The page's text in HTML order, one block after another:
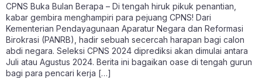
CPNS Buka Bulan Berapa – Di tengah hiruk pikuk penantian,
kabar gembira menghampiri para pejuang CPNS! Dari
Kementerian Pendayagunaan Aparatur Negara dan Reformasi
Birokrasi (PANRB), hadir sebuah secercah harapan bagi calon
abdi negara. Seleksi CPNS 2024 diprediksi akan dimulai antara
Juli atau Agustus 2024. Berita ini bagaikan oase di tengah gurun
bagi para pencari kerja […]